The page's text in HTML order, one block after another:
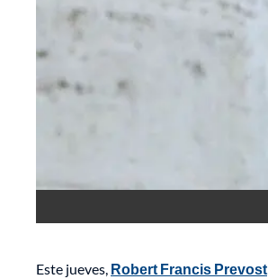
Este jueves, Robert Francis Prevost